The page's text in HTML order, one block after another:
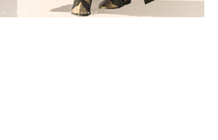
イシュガルド風デザイン